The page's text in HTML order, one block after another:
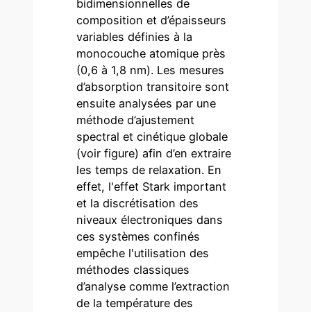
bidimensionnelles de
composition et d’épaisseurs
variables définies à la
monocouche atomique près
(0,6 à 1,8 nm). Les mesures
d’absorption transitoire sont
ensuite analysées par une
méthode d’ajustement
spectral et cinétique globale
(voir figure) afin d’en extraire
les temps de relaxation. En
effet, l'effet Stark important
et la discrétisation des
niveaux électroniques dans
ces systèmes confinés
empêche l'utilisation des
méthodes classiques
d’analyse comme l’extraction
de la température des